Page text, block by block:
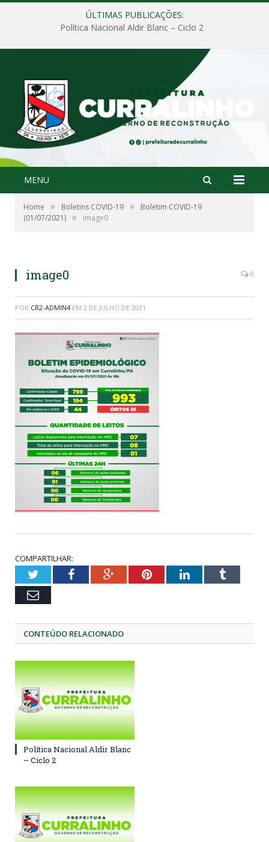
ÚLTIMAS PUBLICAÇÕES:
Política Nacional Aldir Blanc – Ciclo 2
MENU
Home » Boletins COVID-19 »
Boletim COVID-19
(01/07/2021) » image0
image0 0
POR CR2-ADMIN4 EM 2 DE JULHO DE 2021
COMPARTILHAR:
TwitterFacebookGoogle+PinterestLinkedInTumblr
Email
CONTEÚDO RELACIONADO
Política Nacional Aldir Blanc
– Ciclo 2